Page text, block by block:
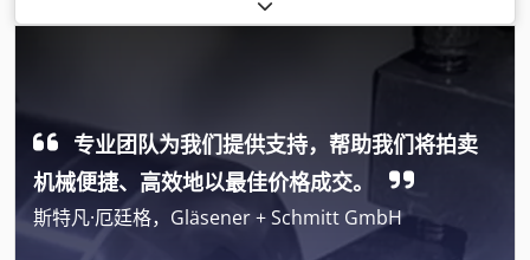
专业团队为我们提供支持，帮助我们将拍卖
机械便捷、高效地以最佳价格成交。
斯特凡·厄廷格，Gläsener + Schmitt GmbH